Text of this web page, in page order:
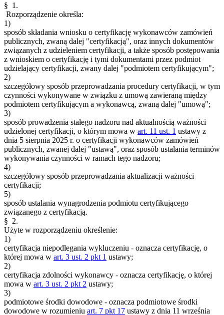
§ 1.
Rozporządzenie określa:
1)
sposób składania wniosku o certyfikację wykonawców zamówień
publicznych, zwaną dalej "certyfikacją", oraz innych dokumentów
związanych z udzieleniem certyfikacji, a także sposób postępowania
z wnioskiem o certyfikację i tymi dokumentami przez podmiot
udzielający certyfikacji, zwany dalej "podmiotem certyfikującym";
2)
szczegółowy sposób przeprowadzania procedury certyfikacji, w tym
czynności wykonywane w związku z umową zawieraną między
podmiotem certyfikującym a wykonawcą, zwaną dalej "umową";
3)
sposób prowadzenia stałego nadzoru nad aktualnością ważności
udzielonej certyfikacji, o którym mowa w art. 11 ust. 1 ustawy z
dnia 5 sierpnia 2025 r. o certyfikacji wykonawców zamówień
publicznych, zwanej dalej "ustawą", oraz sposób ustalania terminów
wykonywania czynności w ramach tego nadzoru;
4)
szczegółowy sposób przeprowadzania aktualizacji ważności
certyfikacji;
5)
sposób ustalania wynagrodzenia podmiotu certyfikującego
związanego z certyfikacją.
§ 2.
Użyte w rozporządzeniu określenie:
1)
certyfikacja niepodlegania wykluczeniu - oznacza certyfikację, o
której mowa w art. 3 ust. 2 pkt 1 ustawy;
2)
certyfikacja zdolności wykonawcy - oznacza certyfikację, o której
mowa w art. 3 ust. 2 pkt 2 ustawy;
3)
podmiotowe środki dowodowe - oznacza podmiotowe środki
dowodowe w rozumieniu art. 7 pkt 17 ustawy z dnia 11 września